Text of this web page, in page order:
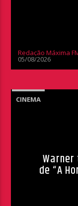
Redação Máxima
05/08/2026
CINEMA
de “A